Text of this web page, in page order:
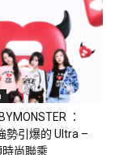
：
勢引爆的 Ultra –
時尚聯乘